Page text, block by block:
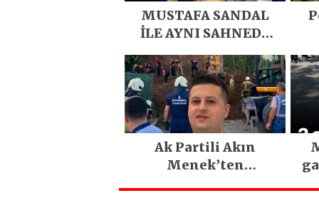
MUSTAFA SANDAL
İLE AYNI SAHNEDE
Ak Partili Akın
Menek’ten